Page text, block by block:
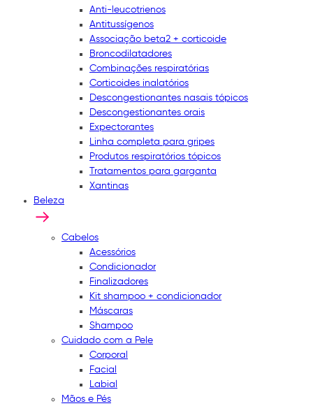
Anti-leucotrienos
Antitussígenos
Associação beta2 + corticoide
Broncodilatadores
Combinações respiratórias
Corticoides inalatórios
Descongestionantes nasais tópicos
Descongestionantes orais
Expectorantes
Linha completa para gripes
Produtos respiratórios tópicos
Tratamentos para garganta
Xantinas
Beleza
Cabelos
Acessórios
Condicionador
Finalizadores
Kit shampoo + condicionador
Máscaras
Shampoo
Cuidado com a Pele
Corporal
Facial
Labial
Mãos e Pés